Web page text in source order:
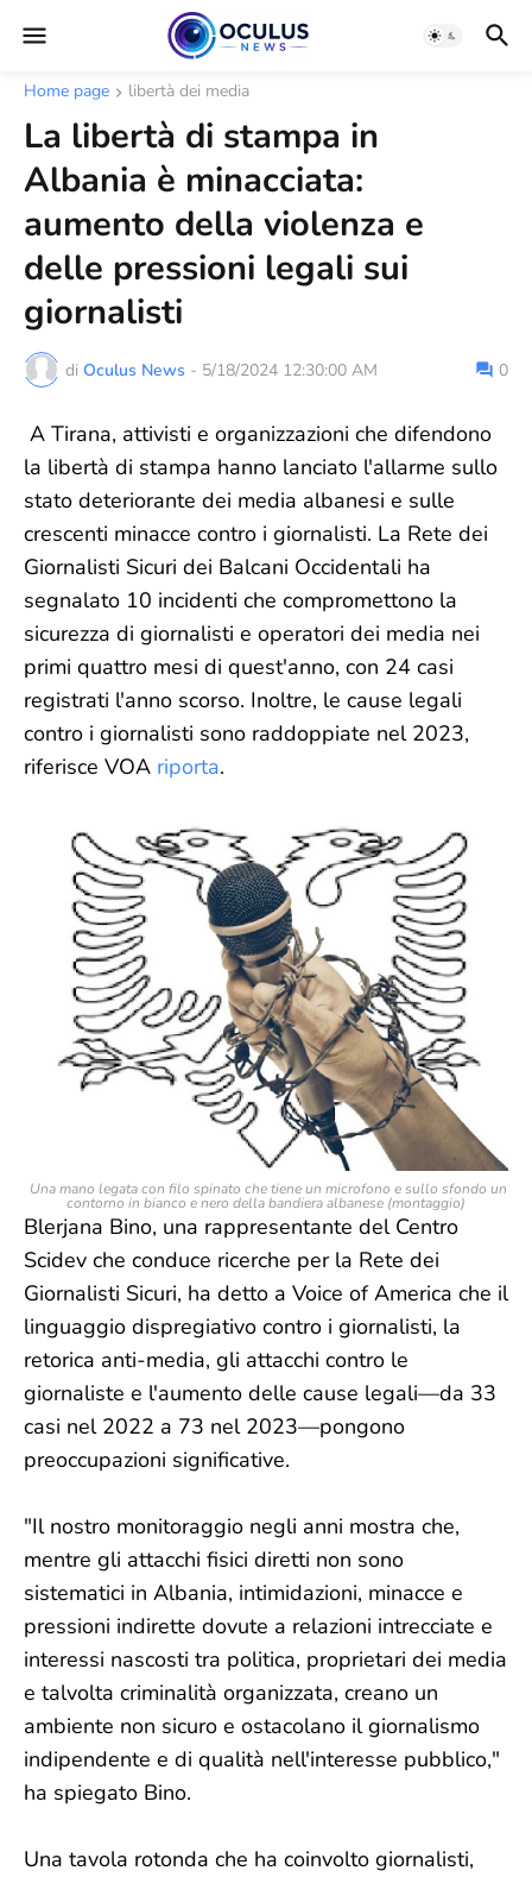
Home page libertà dei media
La libertà di stampa in
Albania è minacciata:
aumento della violenza e
delle pressioni legali sui
giornalisti
di Oculus News - 5/18/2024 12:30:00 AM 0
A Tirana, attivisti e organizzazioni che difendono
la libertà di stampa hanno lanciato l'allarme sullo
stato deteriorante dei media albanesi e sulle
crescenti minacce contro i giornalisti. La Rete dei
Giornalisti Sicuri dei Balcani Occidentali ha
segnalato 10 incidenti che compromettono la
sicurezza di giornalisti e operatori dei media nei
primi quattro mesi di quest'anno, con 24 casi
registrati l'anno scorso. Inoltre, le cause legali
contro i giornalisti sono raddoppiate nel 2023,
riferisce VOA riporta.
Una mano legata con filo spinato che tiene un microfono e sullo sfondo un
contorno in bianco e nero della bandiera albanese (montaggio)
Blerjana Bino, una rappresentante del Centro
Scidev che conduce ricerche per la Rete dei
Giornalisti Sicuri, ha detto a Voice of America che il
linguaggio dispregiativo contro i giornalisti, la
retorica anti-media, gli attacchi contro le
giornaliste e l'aumento delle cause legali—da 33
casi nel 2022 a 73 nel 2023—pongono
preoccupazioni significative.
"Il nostro monitoraggio negli anni mostra che,
mentre gli attacchi fisici diretti non sono
sistematici in Albania, intimidazioni, minacce e
pressioni indirette dovute a relazioni intrecciate e
interessi nascosti tra politica, proprietari dei media
e talvolta criminalità organizzata, creano un
ambiente non sicuro e ostacolano il giornalismo
indipendente e di qualità nell'interesse pubblico,"
ha spiegato Bino.
Una tavola rotonda che ha coinvolto giornalisti,